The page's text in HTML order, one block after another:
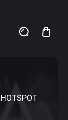
HOTSPOT